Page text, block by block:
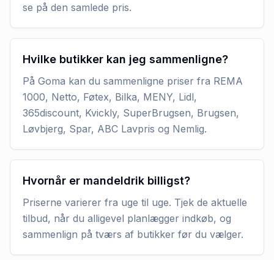
se på den samlede pris.
Hvilke butikker kan jeg sammenligne?
På Goma kan du sammenligne priser fra REMA
1000, Netto, Føtex, Bilka, MENY, Lidl,
365discount, Kvickly, SuperBrugsen, Brugsen,
Løvbjerg, Spar, ABC Lavpris og Nemlig.
Hvornår er mandeldrik billigst?
Priserne varierer fra uge til uge. Tjek de aktuelle
tilbud, når du alligevel planlægger indkøb, og
sammenlign på tværs af butikker før du vælger.